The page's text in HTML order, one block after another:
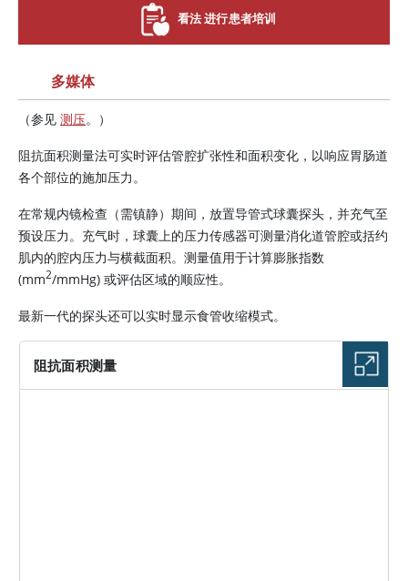
看法 进行患者培训
多媒体
（参见 测压。）
阻抗面积测量法可实时评估管腔扩张性和面积变化，以响应胃肠道
各个部位的施加压力。
在常规内镜检查（需镇静）期间，放置导管式球囊探头，并充气至
预设压力。充气时，球囊上的压力传感器可测量消化道管腔或括约
肌内的腔内压力与横截面积。测量值用于计算膨胀指数
(mm2/mmHg) 或评估区域的顺应性。
最新一代的探头还可以实时显示食管收缩模式。
阻抗面积测量